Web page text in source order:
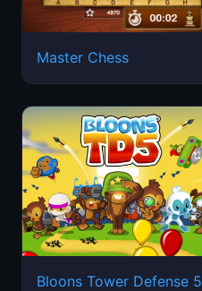
Master Chess
Bloons Tower Defense 5